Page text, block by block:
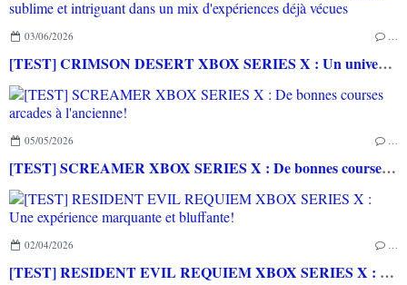
03/06/2026 …
[TEST] CRIMSON DESERT XBOX SERIES X : Un univers sublime et intriguant dans un mix d'expériences déjà vécues
05/05/2026 …
[TEST] SCREAMER XBOX SERIES X : De bonnes courses arcades à l'ancienne!
02/04/2026 …
[TEST] RESIDENT EVIL REQUIEM XBOX SERIES X : Une expérience marquante et bluffante!